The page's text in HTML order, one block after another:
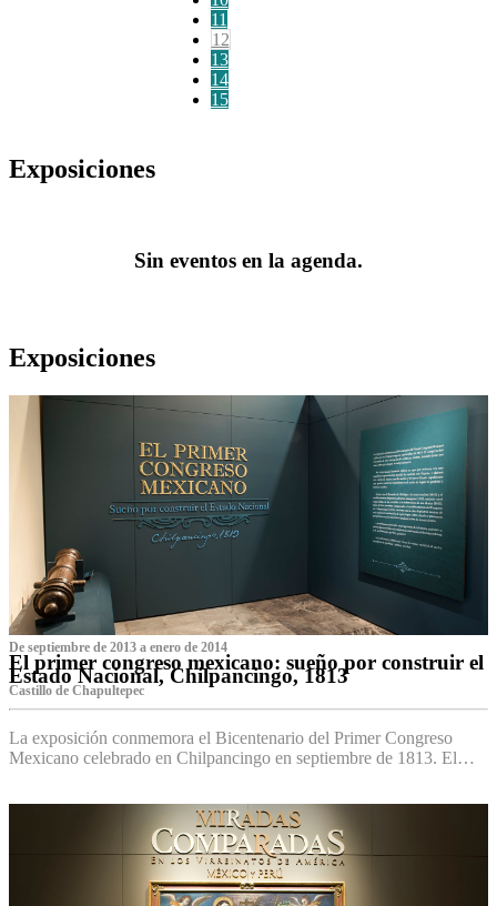
11
12
13
14
15
Exposiciones
Sin eventos en la agenda.
Exposiciones
De septiembre de 2013 a enero de 2014
El primer congreso mexicano: sueño por construir el
Estado Nacional, Chilpancingo, 1813
Castillo de Chapultepec
La exposición conmemora el Bicentenario del Primer Congreso
Mexicano celebrado en Chilpancingo en septiembre de 1813. El…